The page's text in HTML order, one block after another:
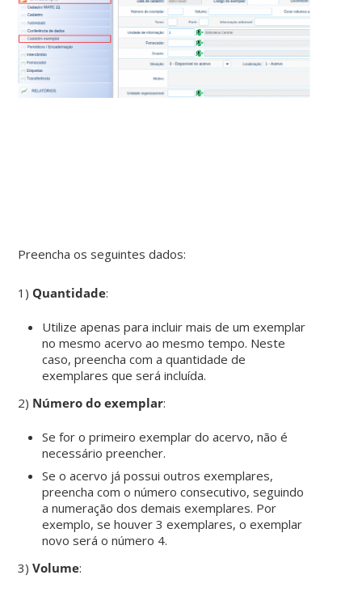
Preencha os seguintes dados:
1) Quantidade:
Utilize apenas para incluir mais de um exemplar
no mesmo acervo ao mesmo tempo. Neste
caso, preencha com a quantidade de
exemplares que será incluída.
2) Número do exemplar:
Se for o primeiro exemplar do acervo, não é
necessário preencher.
Se o acervo já possui outros exemplares,
preencha com o número consecutivo, seguindo
a numeração dos demais exemplares. Por
exemplo, se houver 3 exemplares, o exemplar
novo será o número 4.
3)Volume: